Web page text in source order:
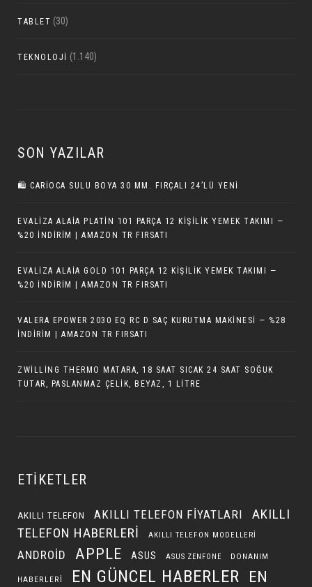
TABLET (30)
TEKNOLOJI (1.140)
SON YAZILAR
🛍️ CARIOCA SULU BOYA 30 MM. FIRÇALI 24’LÜ YENI
EVALIZA ALAIA PLATIN 101 PARÇA 12 KIŞILIK YEMEK TAKIMI —
%20 İNDIRIM | AMAZON TR FIRSATI
EVALIZA ALAIA GOLD 101 PARÇA 12 KIŞILIK YEMEK TAKIMI —
%20 İNDIRIM | AMAZON TR FIRSATI
VALERA EPOWER 2030 EQ RC D SAÇ KURUTMA MAKINESI — %28
İNDIRIM | AMAZON TR FIRSATI
ZWILLING THERMO MATARA, 18 SAAT SICAK 24 SAAT SOĞUK
TUTAR, PASLANMAZ ÇELIK, BEYAZ, 1 LITRE
ETIKETLER
AKILLI TELEFON AKILLI TELEFON FIYATLARI
AKILLI
TELEFON HABERLERI
AKILLI TELEFON MODELLERI
ANDROID APPLE ASUS ASUS ZENFONE DONANIM
HABERLERI EN GÜNCEL HABERLER
EN